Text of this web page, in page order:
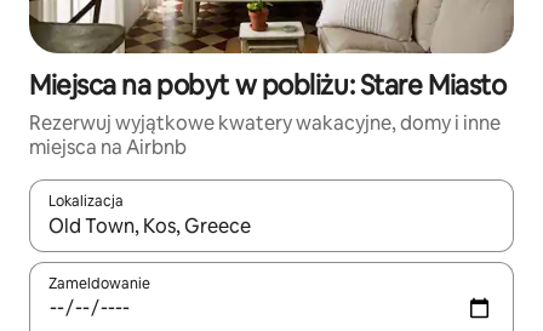
Miejsca na pobyt w pobliżu: Stare Miasto
Rezerwuj wyjątkowe kwatery wakacyjne, domy i inne
miejsca na Airbnb
Lokalizacja
Gdy wyniki będą dostępne, możesz poruszać się po nich za
Zameldowanie